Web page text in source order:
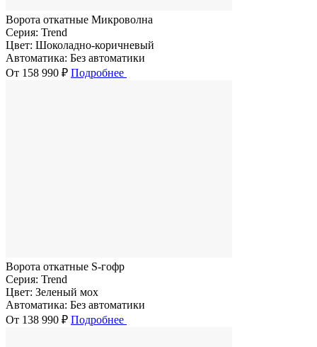
Ворота откатные Микроволна
Серия: Trend
Цвет: Шоколадно-коричневый
Автоматика: Без автоматики
От 158 990 ₽ Подробнее
Ворота откатные S-гофр
Серия: Trend
Цвет: Зеленый мох
Автоматика: Без автоматики
От 138 990 ₽ Подробнее